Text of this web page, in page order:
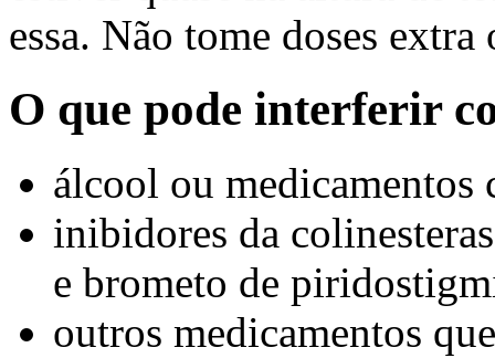
essa. Não tome doses extra
O que pode interferir
álcool ou medicamentos
inibidores da
e brometo de
outros medicamentos